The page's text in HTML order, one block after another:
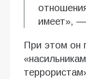
имеет», —
При этом он